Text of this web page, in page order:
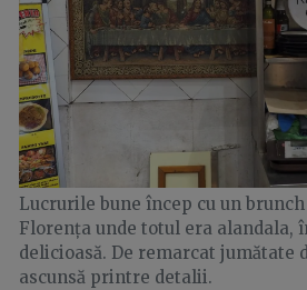
Lucrurile bune încep cu un
Florența unde totul era alandala,
delicioasă. De remarcat jumătate
ascunsă printre detalii.